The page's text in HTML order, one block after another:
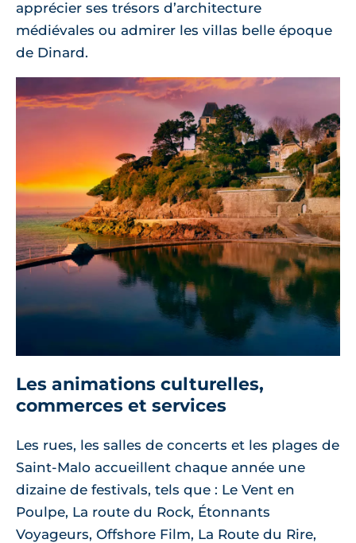
apprécier ses trésors d’architecture
médiévales ou admirer les villas belle époque
de Dinard.
Les animations culturelles,
commerces et services
Les rues, les salles de concerts et les plages de
Saint-Malo accueillent chaque année une
dizaine de festivals, tels que : Le Vent en
Poulpe, La route du Rock, Étonnants
Voyageurs, Offshore Film, La Route du Rire,